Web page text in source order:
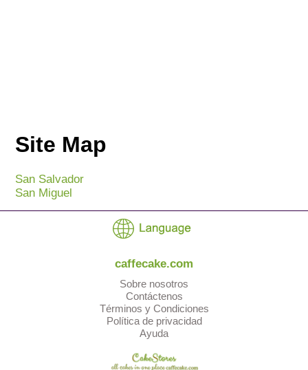
Site Map
San Salvador
San Miguel
caffecake.com
Sobre nosotros
Contáctenos
Términos y Condiciones
Política de privacidad
Ayuda